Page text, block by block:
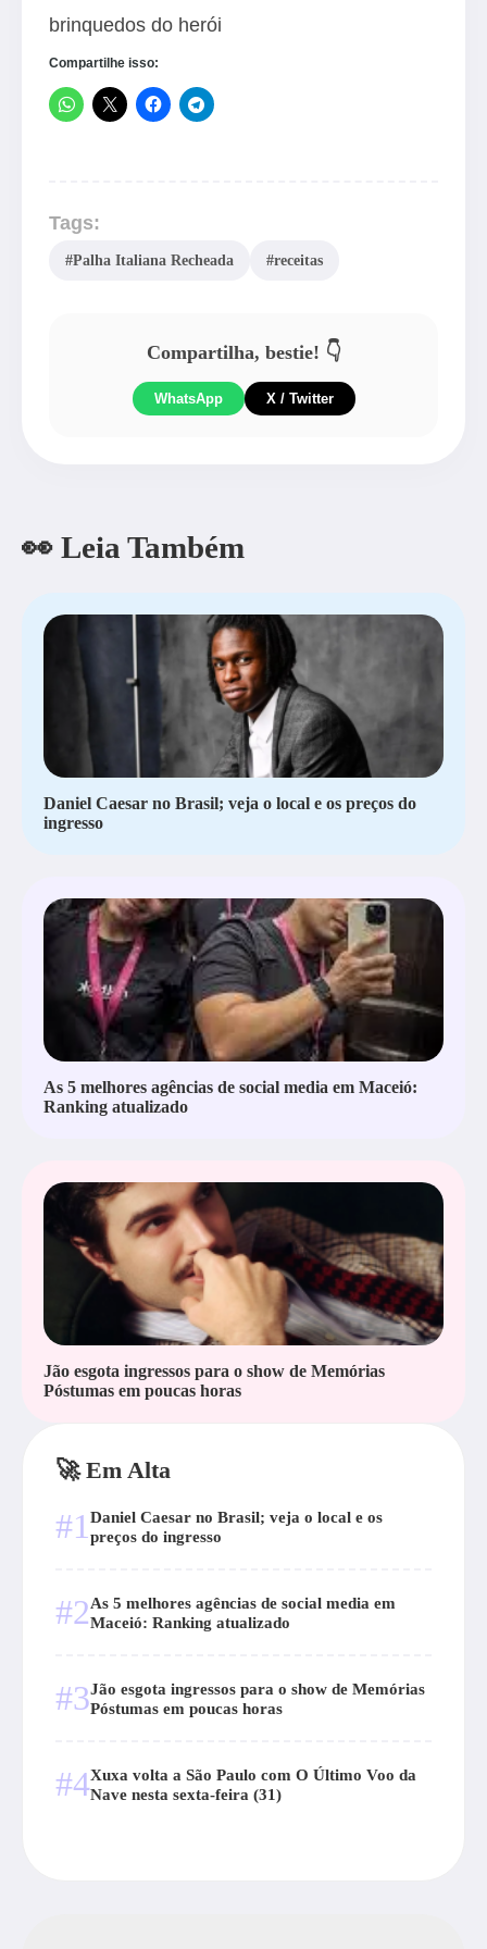
brinquedos do herói
Compartilhe isso:
Tags:
#Palha Italiana Recheada #receitas
Compartilha, bestie! 👇
WhatsApp X / Twitter
👀 Leia Também
Daniel Caesar no Brasil; veja o local e os preços do
ingresso
As 5 melhores agências de social media em Maceió:
Ranking atualizado
Jão esgota ingressos para o show de Memórias
Póstumas em poucas horas
🚀 Em Alta
#1 Daniel Caesar no Brasil; veja o local e os
preços do ingresso
#2As 5 melhores agências de social media em
Maceió: Ranking atualizado
#3Jão esgota ingressos para o show de Memórias
Póstumas em poucas horas
#4Xuxa volta a São Paulo com O Último Voo da
Nave nesta sexta-feira (31)